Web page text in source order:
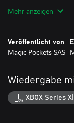
Reinigungsaktionen
In großen Online-
zusätzlichen Käufe.
Unter dem Abfall
Unter dem Müll
Mehr anzeigen
Veröffentlicht von
Magic Pockets SAS
Wiedergabe
XBOX Series